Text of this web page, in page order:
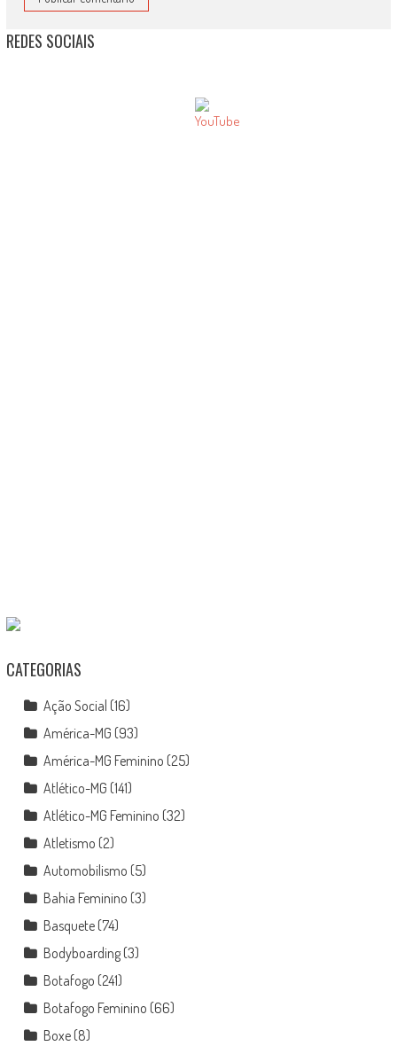
REDES SOCIAIS
CATEGORIAS
Ação Social (16)
América-MG (93)
América-MG Feminino (25)
Atlético-MG (141)
Atlético-MG Feminino (32)
Atletismo (2)
Automobilismo (5)
Bahia Feminino (3)
Basquete(74)
Bodyboarding(3)
Botafogo (241)
Botafogo Feminino (66)
Boxe(8)